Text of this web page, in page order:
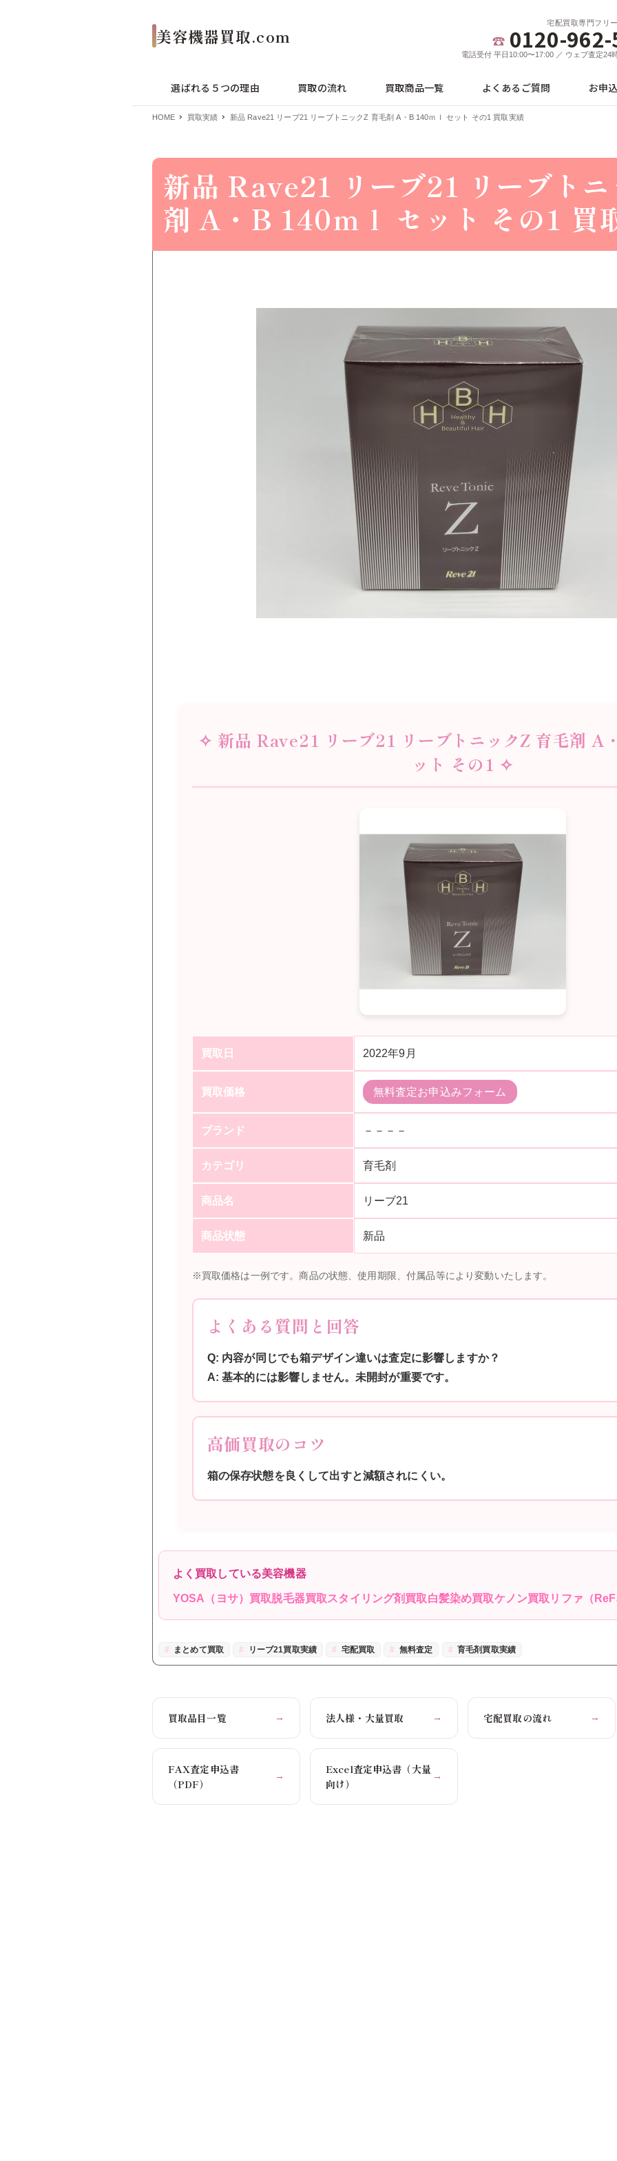
宅配買取専門フリ
0120-
電話受付 平日10:00〜17:00 ／ ウェブ査定24
選ばれる５つの理由 買取の流れ 買取商品一覧 よくあるご質問 お申
HOME 買取実績 新品 Rave21 リーブ21 リーブトニックZ 育毛剤 A・B 140ｍｌ セット その1 買取実績
新品 Rave21 リーブ21 リーブト
剤 A・B 140ｍｌ セット その1 買
✧ 新品 Rave21 リーブ21 リーブトニックZ 育毛剤 A
ット その1 ✧
買取日 2022年9月
買取価格 無料査定お申込みフォーム
ブランド －－－－
カテゴリ 育毛剤
商品名 リーブ21
商品状態 新品
※買取価格は一例です。商品の状態、使用期限、付属品等により変動いたします。
よくある質問と回答
Q: 内容が同じでも箱デザイン違いは査定に影響しますか？
A: 基本的には影響しません。未開封が重要です。
高価買取のコツ
箱の保存状態を良くして出すと減額されにくい。
よく買取している美容機器
YOSA（ヨサ）買取脱毛器買取スタイリング剤買取白髪染め買取ケノン買取 リファ（
まとめて買取 リーブ21買取実績 宅配買取 無料査定 育毛剤買取実績
買取品目一覧 → 法人様・大量買取 → 宅配買取の流れ →
FAX査定申込書
（PDF）
→
Excel査定申込書（大量
向け）
→